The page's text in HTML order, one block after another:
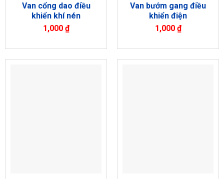
Van cổng dao điều
khiển khí nén
1,000 ₫
Van bướm gang điều
khiển điện
1,000 ₫